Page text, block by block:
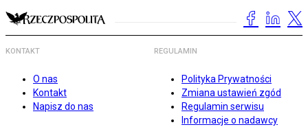
KONTAKT
O nas
Kontakt
Napisz do nas
REGULAMIN
Polityka Prywatności
Zmiana ustawień zgód
Regulamin serwisu
Informacje o nadawcy